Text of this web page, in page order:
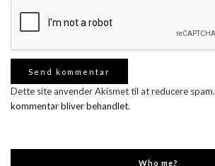
Dette site anvender Akismet til at reducere spam.
kommentar bliver behandlet.
Who me?